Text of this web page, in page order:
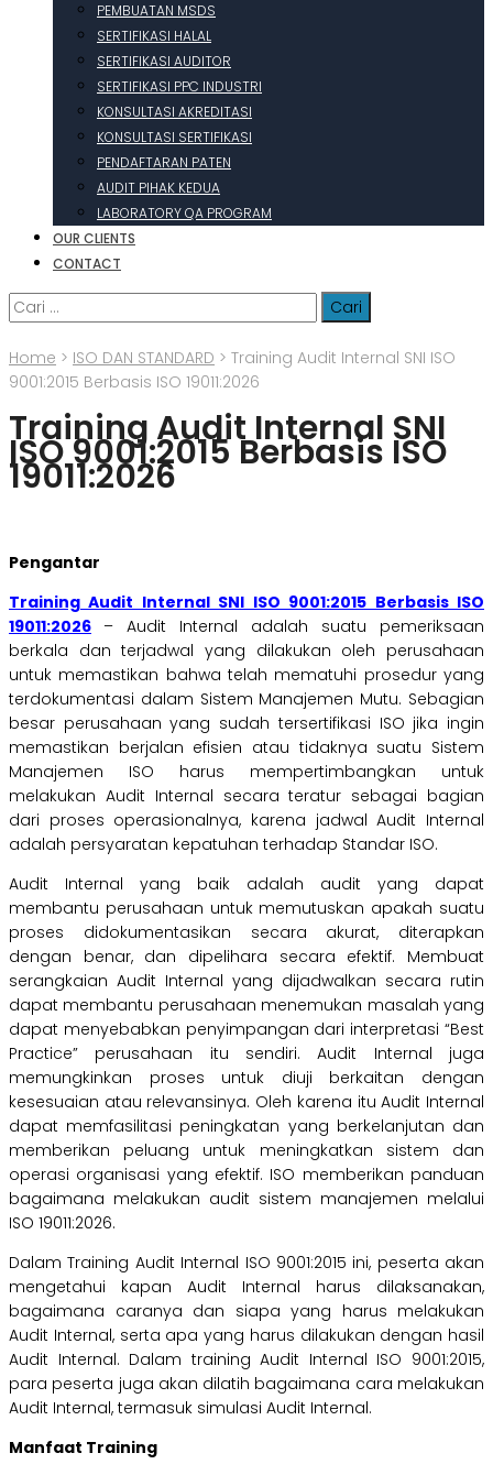
PEMBUATAN MSDS
SERTIFIKASI HALAL
SERTIFIKASI AUDITOR
SERTIFIKASI PPC INDUSTRI
KONSULTASI AKREDITASI
KONSULTASI SERTIFIKASI
PENDAFTARAN PATEN
AUDIT PIHAK KEDUA
LABORATORY QA PROGRAM
OUR CLIENTS
CONTACT
Cari
untuk:
Home > ISO DAN STANDARD > Training Audit Internal SNI ISO
9001:2015 Berbasis ISO 19011:2026
Training Audit Internal SNI
ISO 9001:2015 Berbasis ISO
19011:2026
Pengantar
Training Audit Internal SNI ISO 9001:2015 Berbasis ISO
19011:2026 – Audit Internal adalah suatu pemeriksaan
berkala dan terjadwal yang dilakukan oleh perusahaan
untuk memastikan bahwa telah mematuhi prosedur yang
terdokumentasi dalam Sistem Manajemen Mutu. Sebagian
besar perusahaan yang sudah tersertifikasi ISO jika ingin
memastikan berjalan efisien atau tidaknya suatu Sistem
Manajemen ISO harus mempertimbangkan untuk
melakukan Audit Internal secara teratur sebagai bagian
dari proses operasionalnya, karena jadwal Audit Internal
adalah persyaratan kepatuhan terhadap Standar ISO.
Audit Internal yang baik adalah audit yang dapat
membantu perusahaan untuk memutuskan apakah suatu
proses didokumentasikan secara akurat, diterapkan
dengan benar, dan dipelihara secara efektif. Membuat
serangkaian Audit Internal yang dijadwalkan secara rutin
dapat membantu perusahaan menemukan masalah yang
dapat menyebabkan penyimpangan dari interpretasi “Best
Practice” perusahaan itu sendiri. Audit Internal juga
memungkinkan proses untuk diuji berkaitan dengan
kesesuaian atau relevansinya. Oleh karena itu Audit Internal
dapat memfasilitasi peningkatan yang berkelanjutan dan
memberikan peluang untuk meningkatkan sistem dan
operasi organisasi yang efektif. ISO memberikan panduan
bagaimana melakukan audit sistem manajemen melalui
ISO 19011:2026.
Dalam Training Audit Internal ISO 9001:2015 ini, peserta akan
mengetahui kapan Audit Internal harus dilaksanakan,
bagaimana caranya dan siapa yang harus melakukan
Audit Internal, serta apa yang harus dilakukan dengan hasil
Audit Internal. Dalam training Audit Internal ISO 9001:2015,
para peserta juga akan dilatih bagaimana cara melakukan
Audit Internal, termasuk simulasi Audit Internal.
Manfaat Training